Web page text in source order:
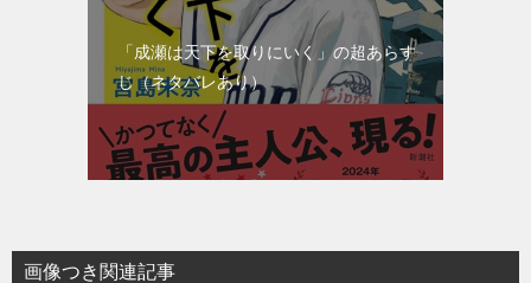
「成瀬は天下を取りにいく」の超あらす
じ（ネタバレあり）
画像つき関連記事